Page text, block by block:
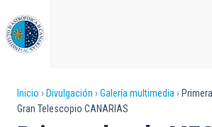
al
contenido
principal
Sobrescribir
Inicio Divulgación Galería multimedia
Gran Telescopio CANARIAS